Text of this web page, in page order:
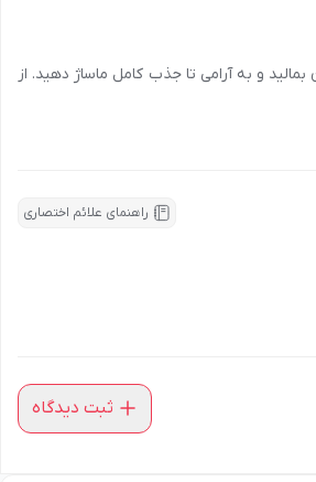
و به آرامی تا جذب کامل ماساژ دهید. از
راهنمای علائم اختصاری
ثبت دیدگاه